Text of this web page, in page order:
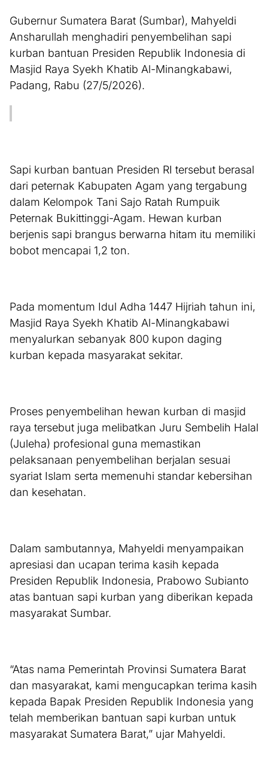
Gubernur Sumatera Barat (Sumbar), Mahyeldi
Ansharullah menghadiri penyembelihan sapi
kurban bantuan Presiden Republik Indonesia di
Masjid Raya Syekh Khatib Al-Minangkabawi,
Padang, Rabu (27/5/2026).
Sapi kurban bantuan Presiden RI tersebut berasal
dari peternak Kabupaten Agam yang tergabung
dalam Kelompok Tani Sajo Ratah Rumpuik
Peternak Bukittinggi-Agam. Hewan kurban
berjenis sapi brangus berwarna hitam itu memiliki
bobot mencapai 1,2 ton.
Pada momentum Idul Adha 1447 Hijriah tahun ini,
Masjid Raya Syekh Khatib Al-Minangkabawi
menyalurkan sebanyak 800 kupon daging
kurban kepada masyarakat sekitar.
Proses penyembelihan hewan kurban di masjid
raya tersebut juga melibatkan Juru Sembelih Halal
(Juleha) profesional guna memastikan
pelaksanaan penyembelihan berjalan sesuai
syariat Islam serta memenuhi standar kebersihan
dan kesehatan.
Dalam sambutannya, Mahyeldi menyampaikan
apresiasi dan ucapan terima kasih kepada
Presiden Republik Indonesia, Prabowo Subianto
atas bantuan sapi kurban yang diberikan kepada
masyarakat Sumbar.
“Atas nama Pemerintah Provinsi Sumatera Barat
dan masyarakat, kami mengucapkan terima kasih
kepada Bapak Presiden Republik Indonesia yang
telah memberikan bantuan sapi kurban untuk
masyarakat Sumatera Barat,” ujar Mahyeldi.